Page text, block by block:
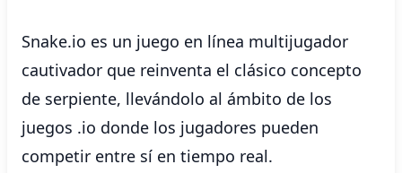
Snake.io es un juego en línea multijugador
cautivador que reinventa el clásico concepto
de serpiente, llevándolo al ámbito de los
juegos .io donde los jugadores pueden
competir entre sí en tiempo real.